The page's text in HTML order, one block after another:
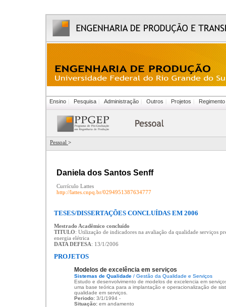
Ensino Pesquisa Administração Outros Projetos Regimento
Pessoal >
Daniela dos Santos Senff
Currículo Lattes
http://lattes.cnpq.br/0294951387634777
TESES/DISSERTAÇÕES CONCLUÍDAS EM 2006
Mestrado Acadêmico concluído
TITULO: Utilização de indicadores na avaliação da qualidade serviços
energia elétrica
DATA DEFESA: 13/1/2006
PROJETOS
Modelos de excelência em serviços
Sistemas de Qualidade / Gestão da Qualidade e Serviços
Estudo e desenvolvimento de modelos de excelencia em
uma base teórica para a implantação e operacionalização de
qualidade em serviços.
Periodo: 3/1/1994 -
Situação: em andamento